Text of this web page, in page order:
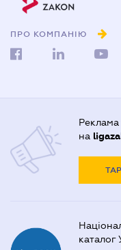
ПРО КОМПАНІЮ
Реклама
на
каталог